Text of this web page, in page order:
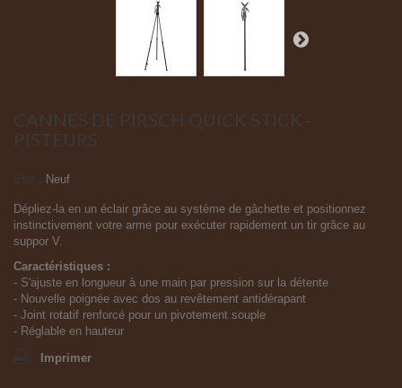
CANNES DE PIRSCH QUICK STICK -
PISTEURS
Neuf
Dépliez-la en un éclair grâce au système de gâchette et positionnez
instinctivement votre arme pour exécuter rapidement un tir grâce au
suppor V.
Caractéristiques :
- S'ajuste en longueur à une main par pression sur la détente
- Nouvelle poignée avec dos au revêtement antidérapant
- Joint rotatif renforcé pour un pivotement souple
- Réglable en hauteur
Imprimer